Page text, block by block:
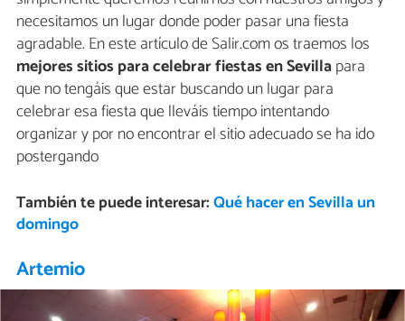
necesitamos un lugar donde poder pasar una fiesta
agradable. En este artículo de Salir.com os traemos los
mejores sitios para celebrar fiestas en Sevillapara
que no tengáis que estar buscando un lugar para
celebrar esa fiesta que lleváis tiempo intentando
organizar y por no encontrar el sitio adecuado se ha ido
postergando
También te puede interesar:Qué hacer en Sevilla un
domingo
Artemio